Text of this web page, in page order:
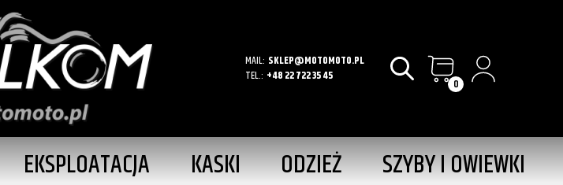
MAIL: SKLEP@MOTOMOTO.PL
TEL.: +48 22 722 35 45 0
EKSPLOATACJA KASKI ODZIEŻ SZYBY I OWIEWKI